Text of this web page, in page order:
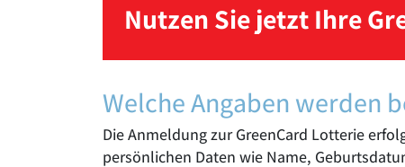
Nutzen Sie jetzt Ihre
Welche Angaben werden
Die Anmeldung zur GreenCard Lotterie
persönlichen Daten wie Name,